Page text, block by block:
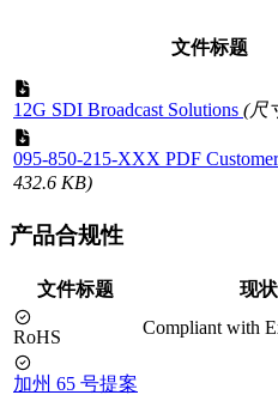
文件标题
12G SDI Broadcast Solutions (尺
095-850-215-XXX PDF
432.6 KB)
产品合规性
文件标题 现状
RoHS Compliant with
加州 65 号提案